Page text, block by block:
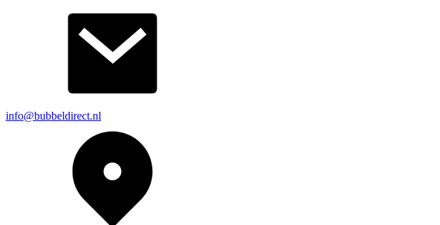
info@bubbeldirect.nl